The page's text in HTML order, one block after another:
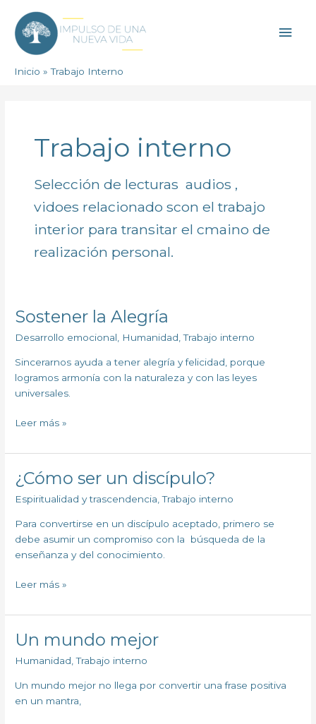
contenido
Inicio Trabajo Interno
Trabajo interno
Selección de lecturas audios ,
vidoes relacionado scon el trabajo
interior para transitar el cmaino de
realización personal.
Sostener la Alegría
Desarrollo emocional Humanidad ,Trabajo interno
Sincerarnos ayuda a tener alegría y felicidad, porque
logramos armonía con la naturaleza y con las leyes
universales.
Sostener
Alegría
Leer más »
¿Cómo ser un discípulo?
Espiritualidad y trascendencia ,Trabajo interno
Para convertirse en un discípulo aceptado, primero se
debe asumir un compromiso con la búsqueda de la
enseñanza y del conocimiento.
¿Cómo
ser
un
discípulo?
Leer más »
Un mundo mejor
Humanidad ,Trabajo interno
Un mundo mejor no llega por convertir una frase positiva
en un mantra,
Un
mejor